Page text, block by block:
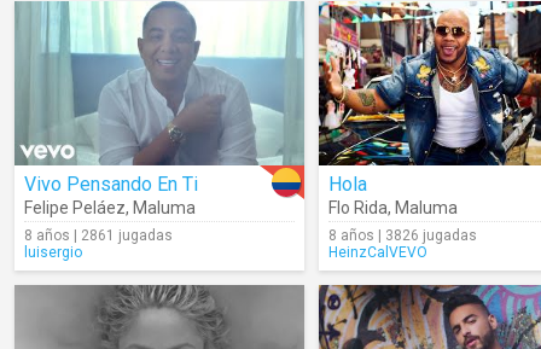
Vivo Pensando En Ti
Felipe Peláez, Maluma
8 años | 2861 jugadas
luisergio
Hola
Flo Rida, Maluma
8 años | 3826 jugadas
HeinzCalVEVO